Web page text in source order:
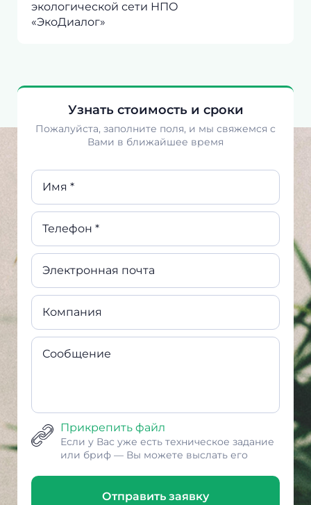
экологической сети НПО
«ЭкоДиалог»
Узнать стоимость и сроки
Пожалуйста, заполните поля, и мы свяжемся с
Вами в ближайшее время
Имя *
Телефон *
Электронная почта
Компания
Сообщение
Прикрепить файл
Если у Вас уже есть техническое задание
или бриф — Вы можете выслать его
Отправить заявку